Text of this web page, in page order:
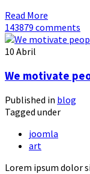
Read More
143879 comments
10 Abril
We motivate
Published in blog
Tagged under
joomla
art
Lorem ipsum dolor